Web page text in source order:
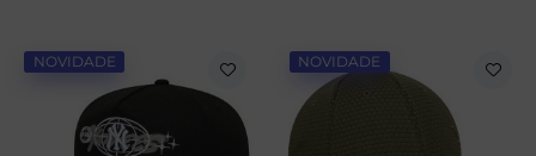
NOVIDADE NOVIDADE